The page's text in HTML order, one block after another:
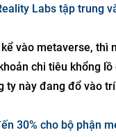
Labs tập trung
vào metaverse, thì
chi tiêu khổng
ty này đang đổ vào
30% cho bộ phận